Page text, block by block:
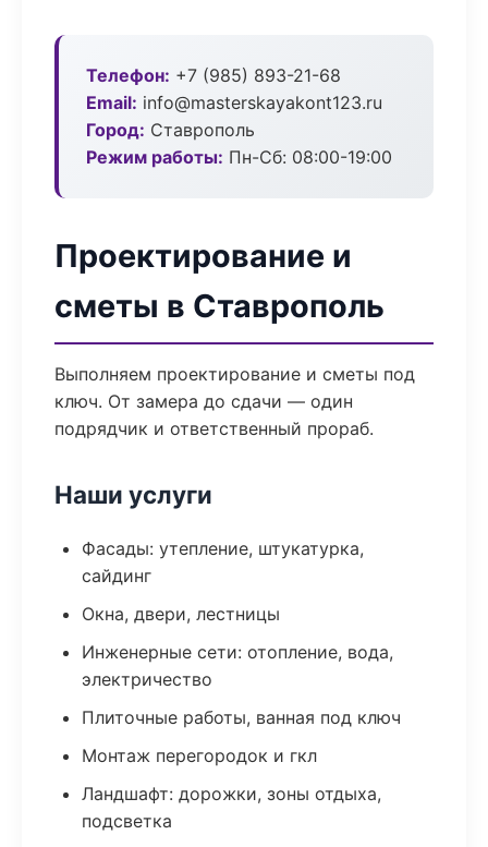
Телефон: +7 (985) 893-21-68
Email: info@masterskayakont123.ru
Город: Ставрополь
Режим работы: Пн-Сб: 08:00-19:00
Проектирование и
сметы в Ставрополь
Выполняем проектирование и сметы под
ключ. От замера до сдачи — один
подрядчик и ответственный прораб.
Наши услуги
Фасады: утепление, штукатурка,
сайдинг
Окна, двери, лестницы
Инженерные сети: отопление, вода,
электричество
Плиточные работы, ванная под ключ
Монтаж перегородок и гкл
Ландшафт: дорожки, зоны отдыха,
подсветка